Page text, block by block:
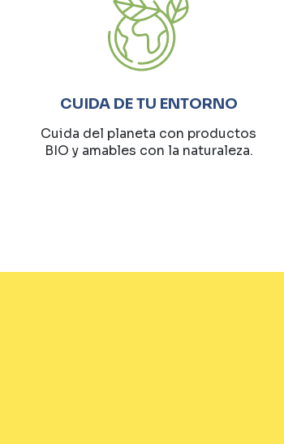
CUIDA DE TU ENTORNO
Cuida del planeta con productos
BIO y amables con la naturaleza.